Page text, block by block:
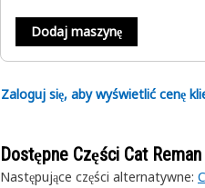
Dodaj maszynę
Zaloguj się, aby wyświetlić cenę
Dostępne Części Cat Reman
Następujące części alternatywne: